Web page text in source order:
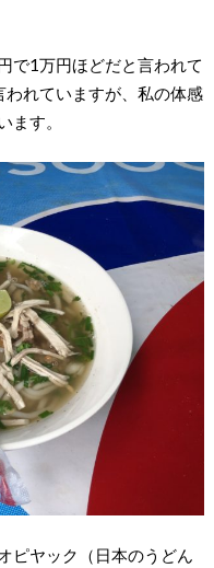
で1万円ほどだと言われて
れていますが、私の体感
ます。
ピヤック（日本のうどん